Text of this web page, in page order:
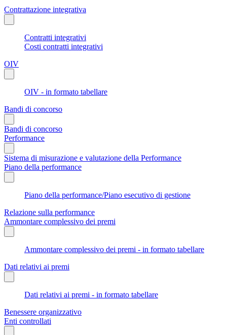
Contrattazione integrativa
Contratti integrativi
Costi contratti integrativi
OIV
OIV - in formato tabellare
Bandi di concorso
Bandi di concorso
Performance
Sistema di misurazione e valutazione della Performance
Piano della performance
Piano della performance/Piano esecutivo di gestione
Relazione sulla performance
Ammontare complessivo dei premi
Ammontare complessivo dei premi - in formato tabellare
Dati relativi ai premi
Dati relativi ai premi - in formato tabellare
Benessere organizzativo
Enti controllati